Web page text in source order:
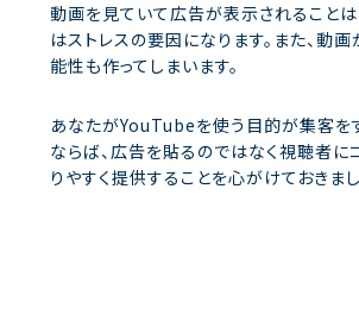
動画を見ていて広告が表示されることは
はストレスの要因になります。また、動
能性も作ってしまいます。
あなたがYouTubeを使う目的が集客を
ならば、広告を貼るのではなく視聴者に
りやすく提供することを心がけておきまし